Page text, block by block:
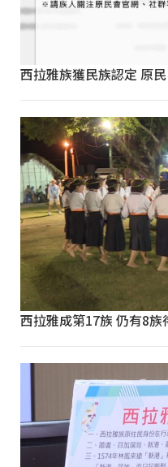
西拉雅族獲民族認定 原
西拉雅成第17族 仍有8